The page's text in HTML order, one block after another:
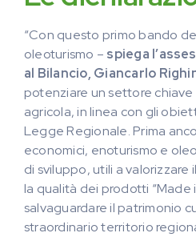
“Con questo primo bando
oleoturismo – spiega
al Bilancio, Giancarlo
potenziare un settore
agricola, in linea con gli
Legge Regionale. Prima
economici, enoturismo e
di sviluppo, utili a
la qualità dei prodotti “Made
salvaguardare il patrimonio
straordinario territorio